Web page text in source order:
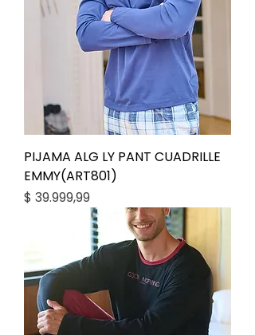
PIJAMA ALG LY PANT CUADRILLE
EMMY(ART801)
Precio
$ 39.999,99